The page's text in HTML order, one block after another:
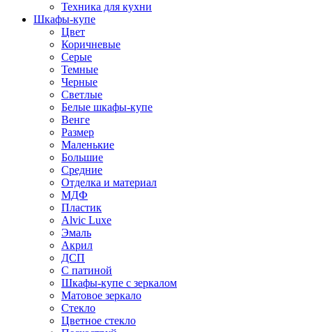
Техника для кухни
Шкафы-купе
Цвет
Коричневые
Серые
Темные
Черные
Светлые
Белые шкафы-купе
Венге
Размер
Маленькие
Большие
Средние
Отделка и материал
МДФ
Пластик
Alvic Luxe
Эмаль
Акрил
ДСП
С патиной
Шкафы-купе с зеркалом
Матовое зеркало
Стекло
Цветное стекло